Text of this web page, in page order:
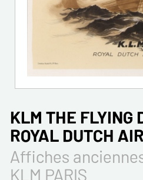
KLM THE FLYING
ROYAL DUTCH
Affiches
KLM PARIS